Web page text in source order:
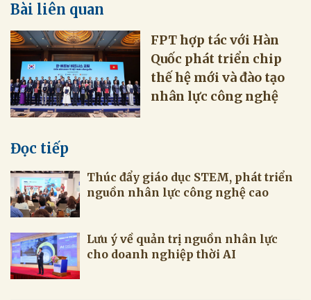
Bài liên quan
FPT hợp tác với Hàn
Quốc phát triển chip
thế hệ mới và đào tạo
nhân lực công nghệ
Đọc tiếp
Thúc đẩy giáo dục STEM, phát triển
nguồn nhân lực công nghệ cao
Lưu ý về quản trị nguồn nhân lực
cho doanh nghiệp thời AI